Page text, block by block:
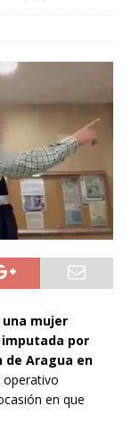
una mujer
imputada por
de Aragua en
operativo
en que